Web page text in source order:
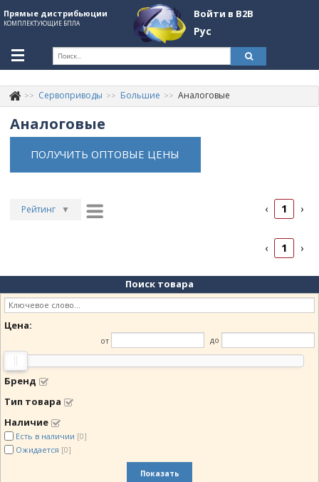
Прямые дистрибьюции
КОМПЛЕКТУЮЩИЕ БПЛА
Войти в B2B
Рус
+380507774092 Контакты
Информация о компании
Стать партнером
Сервоприводы Большие Аналоговые
Аналоговые
ПОЛУЧИТЬ ОПТОВЫЕ ЦЕНЫ
Рейтинг ▼
Дата ▼
Цена ▲
Цена ▼
‹ 1 ›
‹ 1 ›
Поиск товара
Цена:
от до
Бренд
Тип товара
Наличие
Есть в наличии [0]
Ожидается [0]
Показать